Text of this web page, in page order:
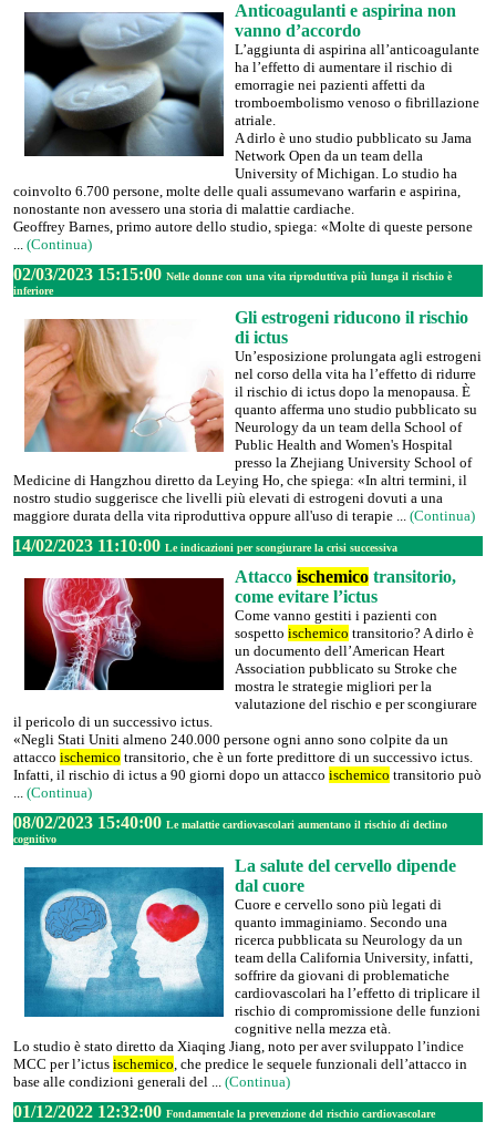
Anticoagulanti e aspirina non
vanno d’accordo
L’aggiunta di aspirina all’anticoagulante
ha l’effetto di aumentare il rischio di
emorragie nei pazienti affetti da
tromboembolismo venoso o fibrillazione
atriale.
A dirlo è uno studio pubblicato su Jama
Network Open da un team della
University of Michigan. Lo studio ha
coinvolto 6.700 persone, molte delle quali assumevano warfarin e aspirina,
nonostante non avessero una storia di malattie cardiache.
Geoffrey Barnes, primo autore dello studio, spiega: «Molte di queste persone
... (Continua)
02/03/2023 15:15:00 Nelle donne con una vita riproduttiva più lunga il rischio è
inferiore
Gli estrogeni riducono il rischio
di ictus
Un’esposizione prolungata agli estrogeni
nel corso della vita ha l’effetto di ridurre
il rischio di ictus dopo la menopausa. È
quanto afferma uno studio pubblicato su
Neurology da un team della School of
Public Health and Women's Hospital
presso la Zhejiang University School of
Medicine di Hangzhou diretto da Leying Ho, che spiega: «In altri termini, il
nostro studio suggerisce che livelli più elevati di estrogeni dovuti a una
maggiore durata della vita riproduttiva oppure all'uso di terapie ... (Continua)
14/02/2023 11:10:00 Le indicazioni per scongiurare la crisi successiva
Attacco ischemico transitorio,
come evitare l’ictus
Come vanno gestiti i pazienti con
sospetto ischemico transitorio? A dirlo è
un documento dell’American Heart
Association pubblicato su Stroke che
mostra le strategie migliori per la
valutazione del rischio e per scongiurare
il pericolo di un successivo ictus.
«Negli Stati Uniti almeno 240.000 persone ogni anno sono colpite da un
attacco ischemico transitorio, che è un forte predittore di un successivo ictus.
Infatti, il rischio di ictus a 90 giorni dopo un attacco ischemico transitorio può
... (Continua)
08/02/2023 15:40:00 Le malattie cardiovascolari aumentano il rischio di declino
cognitivo
La salute del cervello dipende
dal cuore
Cuore e cervello sono più legati di
quanto immaginiamo. Secondo una
ricerca pubblicata su Neurology da un
team della California University, infatti,
soffrire da giovani di problematiche
cardiovascolari ha l’effetto di triplicare il
rischio di compromissione delle funzioni
cognitive nella mezza età.
Lo studio è stato diretto da Xiaqing Jiang, noto per aver sviluppato l’indice
MCC per l’ictus ischemico, che predice le sequele funzionali dell’attacco in
base alle condizioni generali del ... (Continua)
01/12/2022 12:32:00 Fondamentale la prevenzione del rischio cardiovascolare